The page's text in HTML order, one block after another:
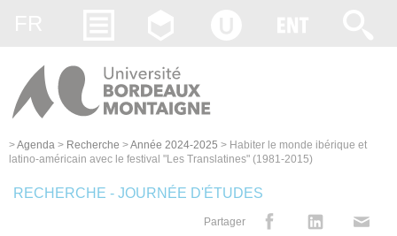
>Agenda > Recherche >Année 2024-2025 > Habiter le monde ibérique et
latino-américain avec le festival "Les Translatines" (1981-2015)
RECHERCHE - JOURNÉE D'ÉTUDES
Partager